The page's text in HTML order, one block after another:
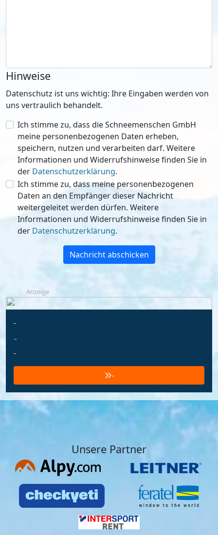
Hinweise
Datenschutz ist uns wichtig: Ihre Eingaben werden von
uns vertraulich behandelt.
Ich stimme zu, dass die Schneemenschen GmbH
meine personenbezogenen Daten erheben,
speichern, nutzen und verarbeiten darf. Weitere
Informationen und Widerrufshinweise finden Sie in
der Datenschutzerklärung.
Ich stimme zu, dass meine personenbezogenen
Daten an den Empfänger dieser Nachricht
weitergeleitet werden dürfen. Weitere
Informationen und Widerrufshinweise finden Sie in
der Datenschutzerklärung.
Nachricht abschicken
Anzeige
-
-
-
-
Unsere Partner